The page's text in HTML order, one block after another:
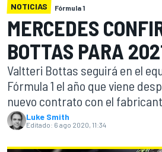
NOTICIAS Fórmula 1
MERCEDES
BOTTAS PARA
Valtteri Bottas seguirá en el
Fórmula 1 el año que viene
nuevo contrato con el
Luke Smith
Editado: 6 ago 2020, 11:34